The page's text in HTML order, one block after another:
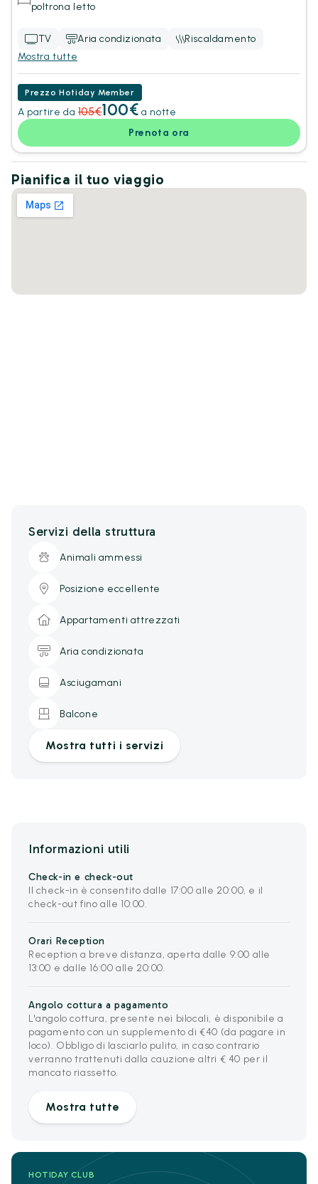
poltrona letto
TV Aria condizionata
Riscaldamento
Mostra tutte
Prezzo Hotiday Member
A partire da 105€100€ a notte
Prenota ora
Pianifica il tuo viaggio
Servizi della struttura
Animali ammessi
Posizione eccellente
Appartamenti attrezzati
Aria condizionata
Asciugamani
Balcone
Mostra tutti i servizi
Informazioni utili
Check-in e check-out
Il check-in è consentito dalle 17:00 alle 20:00, e il
check-out fino alle 10:00.
Orari Reception
Reception a breve distanza, aperta dalle 9:00 alle
13:00 e dalle 16:00 alle 20:00.
Angolo cottura a pagamento
L'angolo cottura, presente nei bilocali, è disponibile a
pagamento con un supplemento di €40 (da pagare in
loco). Obbligo di lasciarlo pulito, in caso contrario
verranno trattenuti dalla cauzione altri € 40 per il
mancato riassetto.
Mostra tutte
HOTIDAY CLUB